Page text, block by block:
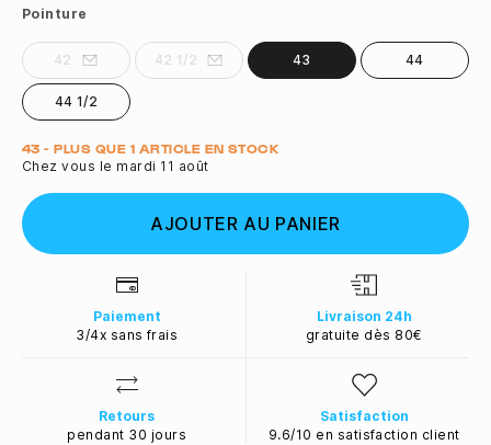
Pointure
42 42 1/2 43 44
44 1/2
Quantité
43 - PLUS QUE 1 ARTICLE EN STOCK
Chez vous le mardi 11 août
AJOUTER AU PANIER
Paiement
3/4x sans frais
Livraison 24h
gratuite dès 80€
Retours
pendant 30 jours
Satisfaction
9.6/10 en satisfaction client